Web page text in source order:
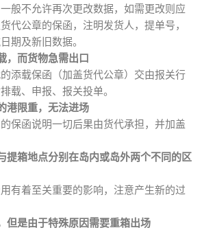
般不允许再次更改数据，如需更改则应
代公章的保函，注明发货人，提单号，
期及新旧数据。
，而货物急需出口
添载保函（加盖货代公章）交由报关行
载、申报、报关投单。
港限重，无法进场
保函说明一切后果由货代承担，并加盖
提箱地点分别在岛内或岛外两个不同的区
有着至关重要的影响，注意产生新的过
但是由于特殊原因需要重箱出场